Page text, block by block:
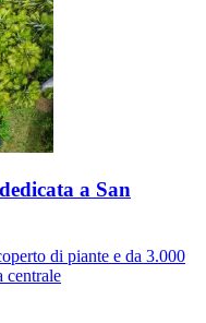
a San
di piante e da 3.000
centrale